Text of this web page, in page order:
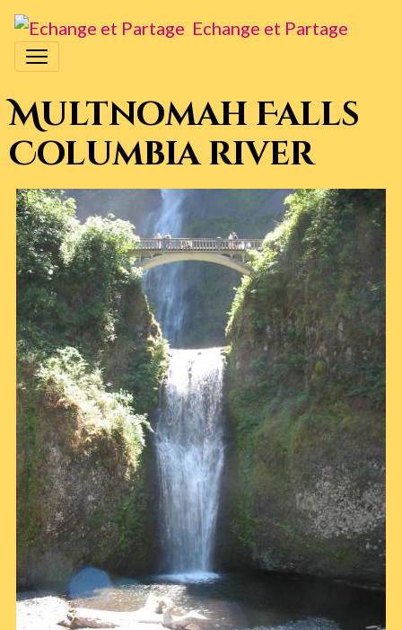
Echange et Partage
Multnomah Falls
Columbia river